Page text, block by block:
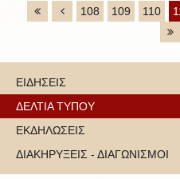
108 109 110
ΕΙΔΗΣΕΙΣ
ΔΕΛΤΙΑ ΤΥΠΟΥ
ΕΚΔΗΛΩΣΕΙΣ
ΔΙΑΚΗΡΥΞΕΙΣ - ΔΙΑΓΩΝΙΣΜΟΙ